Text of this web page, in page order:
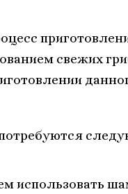
свежих
использовать